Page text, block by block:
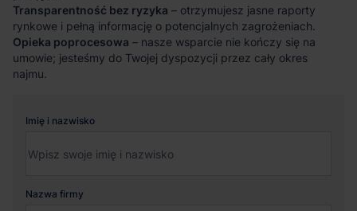
Transparentność bez ryzyka – otrzymujesz jasne raporty
rynkowe i pełną informację o potencjalnych zagrożeniach.
Opieka poprocesowa – nasze wsparcie nie kończy się na
umowie; jesteśmy do Twojej dyspozycji przez cały okres
najmu.
Imię i nazwisko
Nazwa firmy